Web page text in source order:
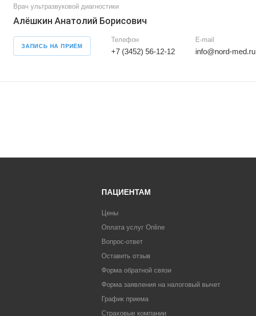
Врач ультразвуковой диагностики
Алёшкин Анатолий Борисович
ЗАПИСЬ НА ПРИЁМ
Телефон
+7 (3452) 56-12-12
E-mail
info@nord-med.ru
ПАЦИЕНТАМ
Цены
Оплата услуг Online
Вопрос-ответ
Оставить отзыв
Форма обратной связи
Форма заявления на налоговый вычет
График приема
Страховые компании